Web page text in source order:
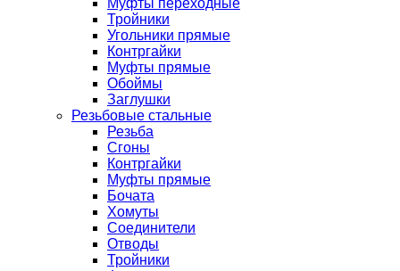
Муфты переходные
Тройники
Угольники прямые
Контргайки
Муфты прямые
Обоймы
Заглушки
Резьбовые стальные
Резьба
Сгоны
Контргайки
Муфты прямые
Бочата
Хомуты
Соединители
Отводы
Тройники